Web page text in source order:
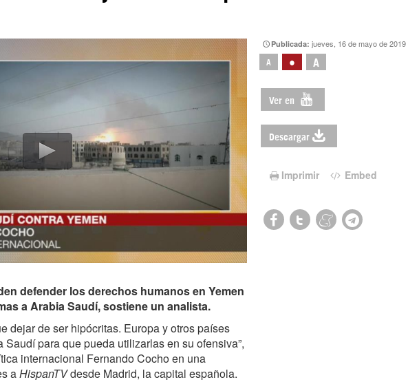
www.facebook.com/Nexolatino.Canal
Publicada:jueves, 16 de mayo de 2019
A • A
Ver en
Descargar
Imprimir Embed
defender los derechos humanos en Yemen
a Arabia Saudí, sostiene un analista.
dejar de ser hipócritas. Europa y otros países
para que pueda utilizarlas en su ofensiva”,
internacional Fernando Cocho en una
aHispanTVdesde Madrid, la capital española.